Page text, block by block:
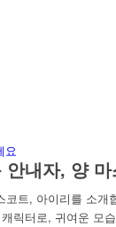
내자, 양
트, 아이리를 소
릭터로, 귀여운 모